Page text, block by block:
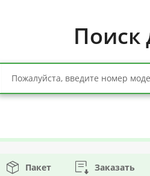
Поиск
Пожалуйста, введите номер
Пакет Заказать